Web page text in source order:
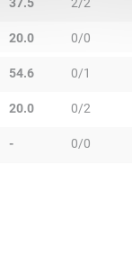
20.0 0/0
54.6 0/1
20.0 0/2
- 0/0